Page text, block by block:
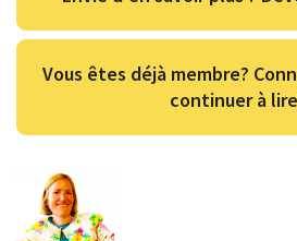
Vous êtes déjà membre?
continuer à